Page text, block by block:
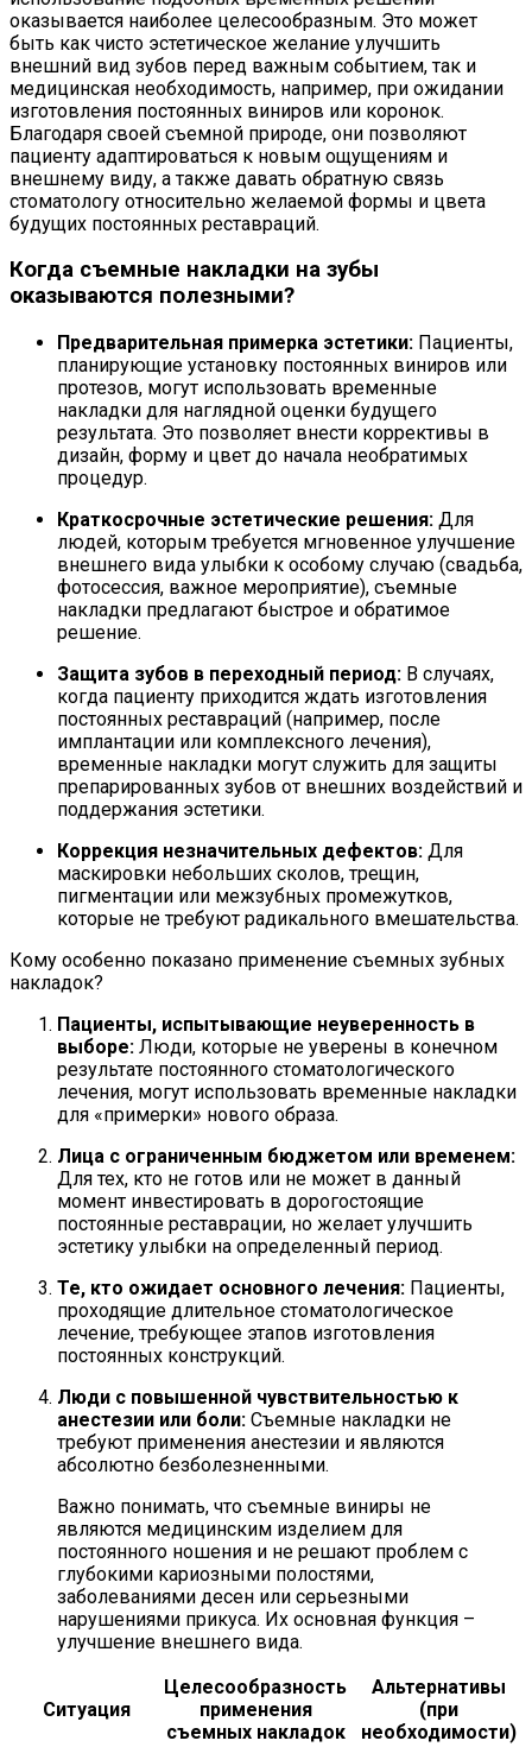
оказывается наиболее целесообразным. Это может
быть как чисто эстетическое желание улучшить
внешний вид зубов перед важным событием, так и
медицинская необходимость, например, при ожидании
изготовления постоянных виниров или коронок.
Благодаря своей съемной природе, они позволяют
пациенту адаптироваться к новым ощущениям и
внешнему виду, а также давать обратную связь
стоматологу относительно желаемой формы и цвета
будущих постоянных реставраций.
Когда съемные накладки на зубы
оказываются полезными?
Предварительная примерка эстетики: Пациенты,
планирующие установку постоянных виниров или
протезов, могут использовать временные
накладки для наглядной оценки будущего
результата. Это позволяет внести коррективы в
дизайн, форму и цвет до начала необратимых
процедур.
Краткосрочные эстетические решения: Для
людей, которым требуется мгновенное улучшение
внешнего вида улыбки к особому случаю (свадьба,
фотосессия, важное мероприятие), съемные
накладки предлагают быстрое и обратимое
решение.
Защита зубов в переходный период: В случаях,
когда пациенту приходится ждать изготовления
постоянных реставраций (например, после
имплантации или комплексного лечения),
временные накладки могут служить для защиты
препарированных зубов от внешних воздействий и
поддержания эстетики.
Коррекция незначительных дефектов: Для
маскировки небольших сколов, трещин,
пигментации или межзубных промежутков,
которые не требуют радикального вмешательства.
Кому особенно показано применение съемных зубных
накладок?
Пациенты, испытывающие неуверенность в
выборе: Люди, которые не уверены в конечном
результате постоянного стоматологического
лечения, могут использовать временные накладки
для «примерки» нового образа.
Лица с ограниченным бюджетом или временем:
Для тех, кто не готов или не может в данный
момент инвестировать в дорогостоящие
постоянные реставрации, но желает улучшить
эстетику улыбки на определенный период.
Те, кто ожидает основного лечения: Пациенты,
проходящие длительное стоматологическое
лечение, требующее этапов изготовления
постоянных конструкций.
Люди с повышенной чувствительностью к
анестезии или боли: Съемные накладки не
требуют применения анестезии и являются
абсолютно безболезненными.
Важно понимать, что съемные виниры не
являются медицинским изделием для
постоянного ношения и не решают проблем с
глубокими кариозными полостями,
заболеваниями десен или серьезными
нарушениями прикуса. Их основная функция –
улучшение внешнего вида.
Ситуация
Целесообразность
применения
съемных накладок
Альтернативы
(при
необходимости)